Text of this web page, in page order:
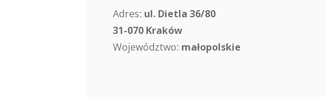
Adres: ul. Dietla 36/80
31-070 Kraków
Województwo: małopolskie